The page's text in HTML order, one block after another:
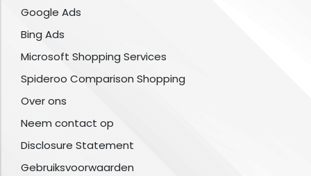
Google Ads
Bing Ads
Microsoft Shopping Services
Spideroo Comparison Shopping
Over ons
Neem contact op
Disclosure Statement
Gebruiksvoorwaarden